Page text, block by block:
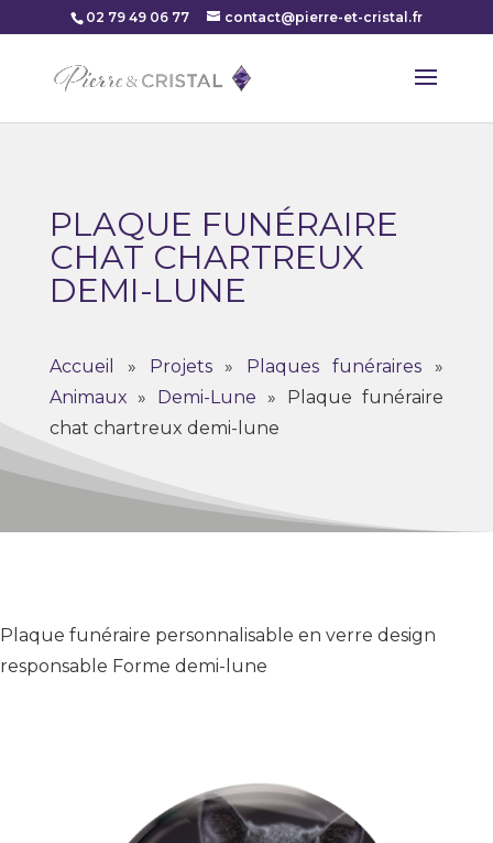
02 79 49 06 77 contact@pierre-et-cristal.fr
PLAQUE FUNÉRAIRE
CHAT CHARTREUX
DEMI-LUNE
Accueil » Projets» Plaques funéraires »
Animaux » Demi-Lune » Plaque funéraire
chat chartreux demi-lune
Plaque funéraire personnalisable en verre design
responsable Forme demi-lune